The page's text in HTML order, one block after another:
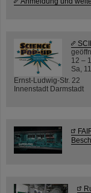
12 –
Sa,
Ernst-Ludwig-Str. 22
Innenstadt Darmstadt